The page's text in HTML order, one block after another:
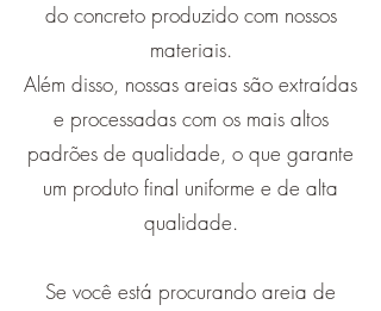
do concreto produzido com nossos
materiais.
Além disso, nossas areias são extraídas
e processadas com os mais altos
padrões de qualidade, o que garante
um produto final uniforme e de alta
qualidade.
Se você está procurando areia de